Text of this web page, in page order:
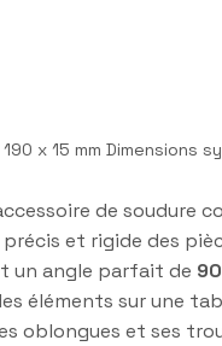
x 15 mm Dimensions
de soudure
et rigide des
un angle parfait de
éléments sur une
oblongues et ses